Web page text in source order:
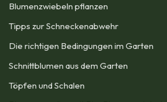
Blumenzwiebeln pflanzen
Tipps zur Schneckenabwehr
Die richtigen Bedingungen im Garten
Schnittblumen aus dem Garten
Töpfen und Schalen